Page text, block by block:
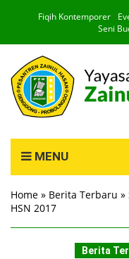
Fiqih Kontemporer
Seni
MENU
Home » Berita Terbaru »
HSN 2017
Berita